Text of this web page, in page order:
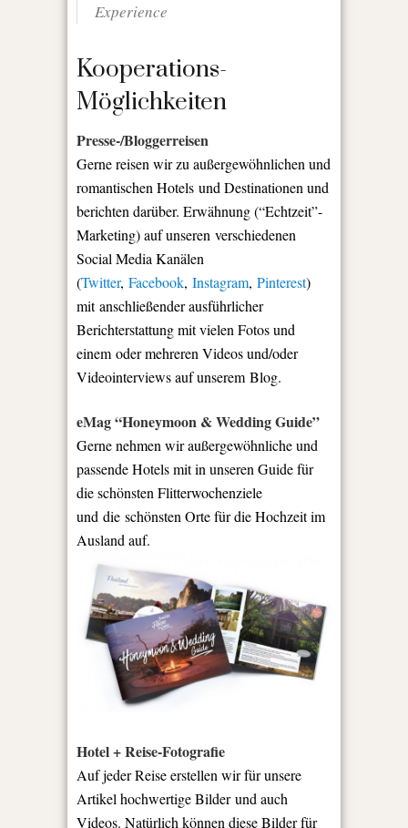
Experience
Kooperations-
Möglichkeiten
Presse-/Bloggerreisen
Gerne reisen wir zu außergewöhnlichen und
romantischen Hotels und Destinationen und
berichten darüber. Erwähnung (“Echtzeit”-
Marketing) auf unseren verschiedenen
Social Media Kanälen
(Twitter, Facebook, Instagram, Pinterest)
mit anschließender ausführlicher
Berichterstattung mit vielen Fotos und
einem oder mehreren Videos und/oder
Videointerviews auf unserem Blog.
eMag “Honeymoon & Wedding Guide”
Gerne nehmen wir außergewöhnliche und
passende Hotels mit in unseren Guide für
die schönsten Flitterwochenziele
und die schönsten Orte für die Hochzeit im
Ausland auf.
Hotel + Reise-Fotografie
Auf jeder Reise erstellen wir für unsere
Artikel hochwertige Bilder und auch
Videos. Natürlich können diese Bilder für